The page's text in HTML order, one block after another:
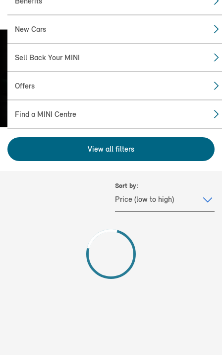
New Cars
Sell Back Your MINI
Offers
Find a MINI Centre
FIND THE
MINI FOR YOU
View all filters
Sort by: